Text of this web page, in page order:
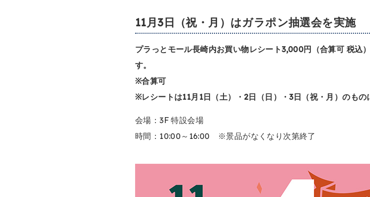
11月3日（祝・月）はガラポン抽選会を実施
プラっとモール長崎内お買い物レシート3,000円（合算可 税込
す。
※合算可
※レシートは11月1日（土）・2日（日）・3日（祝・月）のもの
会場：3F 特設会場
時間：10:00～16:00 ※景品がなくなり次第終了